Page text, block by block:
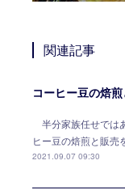
関連記事
コーヒー豆の焙
半分家族任せでは
ヒー豆の焙煎と販
2021.09.07 09:30